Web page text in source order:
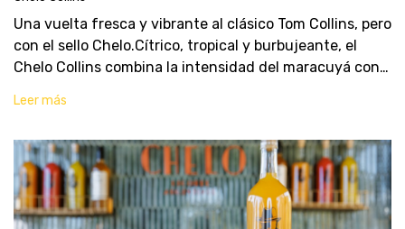
Una vuelta fresca y vibrante al clásico Tom Collins, pero
con el sello Chelo.Cítrico, tropical y burbujeante, el
Chelo Collins combina la intensidad del maracuyá con
levantar cualquier momento
Leer más